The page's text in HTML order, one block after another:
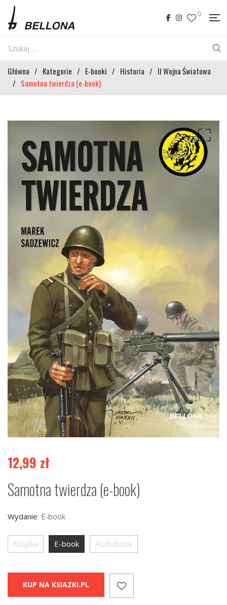
0
Główna / Kategorie / E-booki / Historia / II Wojna Światowa
/ Samotna twierdza (e-book)
12,99 zł
Samotna twierdza (e-book)
Wydanie: E-book
Książka E-book Audiobook
KUP NA KSIAZKI.PL